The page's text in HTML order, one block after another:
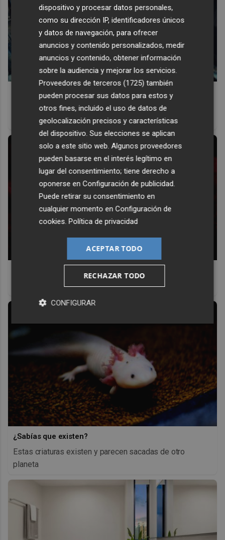
Pasaportes que abren puertas
Los pasaportes más poderosos del mundo, ¿está el
Una joya para mujeres que no piden permiso
¿Sabías que existen?
Estas criaturas existen y parecen sacadas de otro
planeta
dispositivo y procesar datos personales,
como su dirección IP, identificadores únicos
y datos de navegación, para ofrecer
anuncios y contenido personalizados, medir
anuncios y contenido, obtener información
sobre la audiencia y mejorar los servicios.
Proveedores de terceros (1725) también
pueden procesar sus datos para estos y
otros fines, incluido el uso de datos de
geolocalización precisos y características
del dispositivo. Sus elecciones se aplican
solo a este sitio web. Algunos proveedores
pueden basarse en el interés legítimo en
lugar del consentimiento; tiene derecho a
oponerse enConfiguración de publicidad.
Puede retirar su consentimiento en
cualquier momento enConfiguración de
cookies.Política de privacidad
ACEPTAR TODO
RECHAZAR TODO
CONFIGURAR